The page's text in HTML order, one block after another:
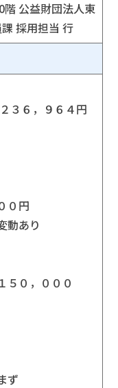
公益財団法人東
採用担当 行
３６，９６４円
０円
動あり
５０，０００
ず